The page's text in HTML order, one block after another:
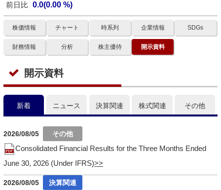
前日比 0.0(0.00 %)
株価情報 チャート 時系列 企業情報 SDGs
財務情報 分析 株主優待 開示資料
開示資料
新着 ニュース 決算関連 株式関連 その他
2026/08/05
Consolidated Financial Results for the Three Months Ended
June 30, 2026 (Under IFRS)
2026/08/05